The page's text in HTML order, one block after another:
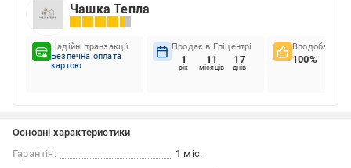
Чашка Тепла
Надійні транзакції
Безпечна оплата
картою
Продає в Епіцентрі
1
рік
11
місяців
17
днів
Вподобання
100%
Основні характеристики
Гарантія:
1 міс.